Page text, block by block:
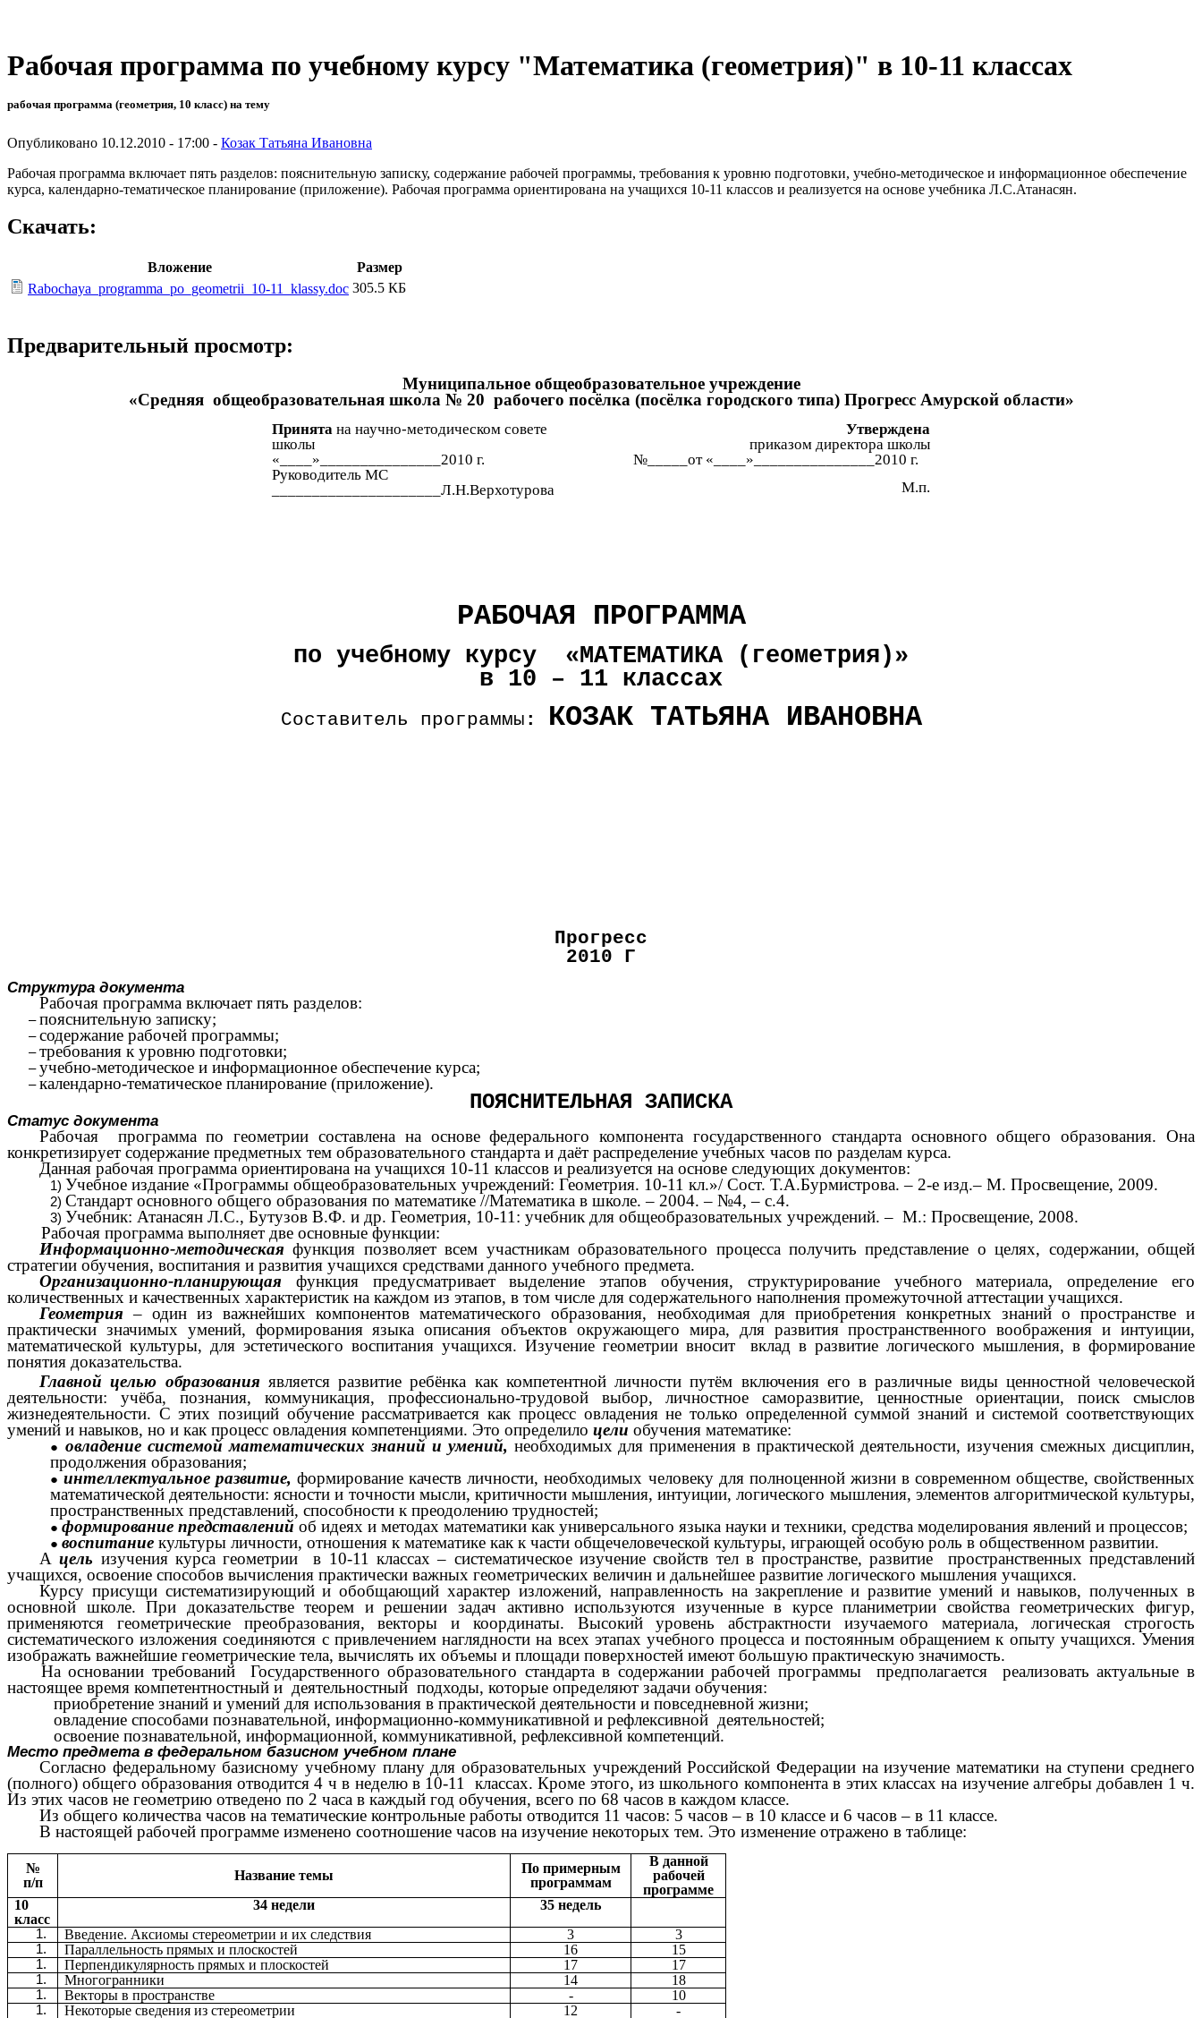
Рабочая программа по учебному курсу "Математика (геометрия)" в 10-11 классах
рабочая программа (геометрия, 10 класс) на тему
Опубликовано 10.12.2010 - 17:00 - Козак Татьяна Ивановна
Рабочая программа включает пять разделов: пояснительную записку, содержание рабочей программы, требования к уровню подготовки, учебно-методическое и информационное обеспечение
курса, календарно-тематическое планирование (приложение). Рабочая программа ориентирована на учащихся 10-11 классов и реализуется на основе учебника Л.С.Атанасян.
Скачать:
Вложение
Размер
Rabochaya_programma_po_geometrii_10-11_klassy.doc 305.5 КБ
Предварительный просмотр:
Муниципальное общеобразовательное учреждение
«Средняя общеобразовательная школа № 20 рабочего посёлка (посёлка городского типа) Прогресс Амурской области»
Принята на научно-методическом совете
школы
«____»_______________2010 г.
Руководитель МС
_____________________Л.Н.Верхотурова
Утверждена
приказом директора школы
№_____от «____»_______________2010 г.
М.п.
РАБОЧАЯ ПРОГРАММА
по учебному курсу «МАТЕМАТИКА (геометрия)»
в 10 – 11 классах
Составитель программы : КОЗАК ТАТЬЯНА ИВАНОВНА
Прогресс
2010 Г
Структура документа
Рабочая программа включает пять разделов:
пояснительную записку;
содержание рабочей программы;
требования к уровню подготовки;
учебно-методическое и информационное обеспечение курса;
календарно-тематическое планирование (приложение).
ПОЯСНИТЕЛЬНАЯ ЗАПИСКА
Статус документа
Рабочая программа по геометрии составлена на основе федерального компонента государственного стандарта основного общего образования. Она
конкретизирует содержание предметных тем образовательного стандарта и даёт распределение учебных часов по разделам курса.
Данная рабочая программа ориентирована на учащихся 10-11 классов и реализуется на основе следующих документов:
Учебное издание «Программы общеобразовательных учреждений: Геометрия. 10-11 кл.»/ Сост. Т.А.Бурмистрова. – 2-е изд.– М. Просвещение, 2009.
Стандарт основного общего образования по математике //Математика в школе. – 2004. – №4, – с.4.
Учебник: Атанасян Л.С., Бутузов В.Ф. и др. Геометрия, 10-11: учебник для общеобразовательных учреждений. – М.: Просвещение, 2008.
Рабочая программа выполняет две основные функции:
Информационно-методическая функция позволяет всем участникам образовательного процесса получить представление о целях, содержании, общей
стратегии обучения, воспитания и развития учащихся средствами данного учебного предмета.
Организационно-планирующая функция предусматривает выделение этапов обучения, структурирование учебного материала, определение его
количественных и качественных характеристик на каждом из этапов, в том числе для содержательного наполнения промежуточной аттестации учащихся.
Геометрия – один из важнейших компонентов математического образования, необходимая для приобретения конкретных знаний о пространстве и
практически значимых умений, формирования языка описания объектов окружающего мира, для развития пространственного воображения и интуиции,
математической культуры, для эстетического воспитания учащихся. Изучение геометрии вносит вклад в развитие логического мышления, в формирование
понятия доказательства.
Главной целью образования является развитие ребёнка как компетентной личности путём включения его в различные виды ценностной человеческой
деятельности: учёба, познания, коммуникация, профессионально-трудовой выбор, личностное саморазвитие, ценностные ориентации, поиск смыслов
жизнедеятельности. С этих позиций обучение рассматривается как процесс овладения не только определенной суммой знаний и системой соответствующих
умений и навыков, но и как процесс овладения компетенциями. Это определило цели обучения математике:
овладение системой математических знаний и умений, необходимых для применения в практической деятельности, изучения смежных дисциплин,
продолжения образования;
интеллектуальное развитие, формирование качеств личности, необходимых человеку для полноценной жизни в современном обществе, свойственных
математической деятельности: ясности и точности мысли, критичности мышления, интуиции, логического мышления, элементов алгоритмической культуры,
пространственных представлений, способности к преодолению трудностей;
формирование представлений об идеях и методах математики как универсального языка науки и техники, средства моделирования явлений и процессов;
воспитание культуры личности, отношения к математике как к части общечеловеческой культуры, играющей особую роль в общественном развитии.
Ацель изучения курса геометрии в 10-11 классах – систематическое изучение свойств тел в пространстве, развитие пространственных представлений
учащихся, освоение способов вычисления практически важных геометрических величин и дальнейшее развитие логического мышления учащихся.
Курсу присущи систематизирующий и обобщающий характер изложений, направленность на закрепление и развитие умений и навыков, полученных в
основной школе. При доказательстве теорем и решении задач активно используются изученные в курсе планиметрии свойства геометрических фигур,
применяются геометрические преобразования, векторы и координаты. Высокий уровень абстрактности изучаемого материала, логическая строгость
систематического изложения соединяются с привлечением наглядности на всех этапах учебного процесса и постоянным обращением к опыту учащихся. Умения
изображать важнейшие геометрические тела, вычислять их объемы и площади поверхностей имеют большую практическую значимость.
На основании требований Государственного образовательного стандарта в содержании рабочей программы предполагается реализовать актуальные в
настоящее время компетентностный и деятельностный подходы, которые определяют задачи обучения:
приобретение знаний и умений для использования в практической деятельности и повседневной жизни;
овладение способами познавательной, информационно-коммуникативной и рефлексивной деятельностей;
освоение познавательной, информационной, коммуникативной, рефлексивной компетенций.
Место предмета в федеральном базисном учебном плане
Согласно федеральному базисному учебному плану для образовательных учреждений Российской Федерации на изучение математики на ступени среднего
(полного) общего образования отводится 4 ч в неделю в 10-11 классах. Кроме этого, из школьного компонента в этих классах на изучение алгебры добавлен 1 ч.
Из этих часов не геометрию отведено по 2 часа в каждый год обучения, всего по 68 часов в каждом классе.
Из общего количества часов на тематические контрольные работы отводится 11 часов: 5 часов – в 10 классе и 6 часов – в 11 классе.
В настоящей рабочей программе изменено соотношение часов на изучение некоторых тем. Это изменение отражено в таблице:
№
п/п
Название темы
По примерным
программам
В данной
рабочей
программе
10
класс
34 недели
35 недель
Введение. Аксиомы стереометрии и их следствия
3
3
Параллельность прямых и плоскостей
16
15
Перпендикулярность прямых и плоскостей
17
17
Многогранники
14
18
Векторы в пространстве
-
10
Некоторые сведения из стереометрии
12
-